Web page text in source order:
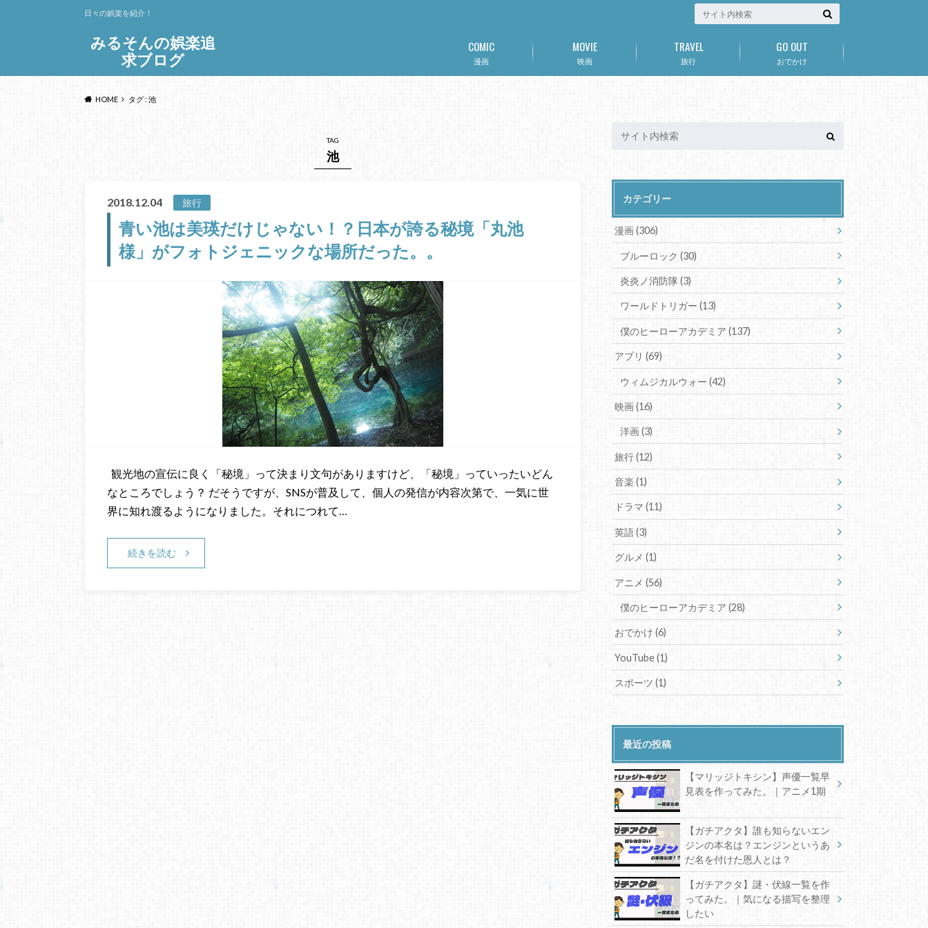
みるそんの娯楽追
求ブログ
日々の娯楽を紹介！
漫画
COMIC
映画
MOVIE
旅行
TRAVEL
おでかけ
GO OUT
HOME タグ : 池
TAG
池
2018.12.04 旅行
青い池は美瑛だけじゃない！？日本が誇る秘境「丸池
様」がフォトジェニックな場所だった。。
観光地の宣伝に良く「秘境」って決まり文句がありますけど、「秘境」っていったいどん
なところでしょう？ だそうですが、SNSが普及して、個人の発信が内容次第で、一気に世
界に知れ渡るようになりました。それにつれて…
続きを読む
カテゴリー
漫画(306)
ブルーロック (30)
炎炎ノ消防隊(3)
ワールドトリガー (13)
僕のヒーローアカデミア (137)
アプリ(69)
ウィムジカルウォー (42)
映画(16)
洋画(3)
旅行(12)
音楽(1)
ドラマ(11)
英語(3)
グルメ(1)
アニメ(56)
僕のヒーローアカデミア (28)
おでかけ(6)
YouTube(1)
スポーツ(1)
最近の投稿
【マリッジトキシン】声優一覧早
見表を作ってみた。｜アニメ1期
【ガチアクタ】誰も知らないエン
ジンの本名は？エンジンというあ
だ名を付けた恩人とは？
【ガチアクタ】謎・伏線一覧を作
ってみた。｜気になる描写を整理
したい